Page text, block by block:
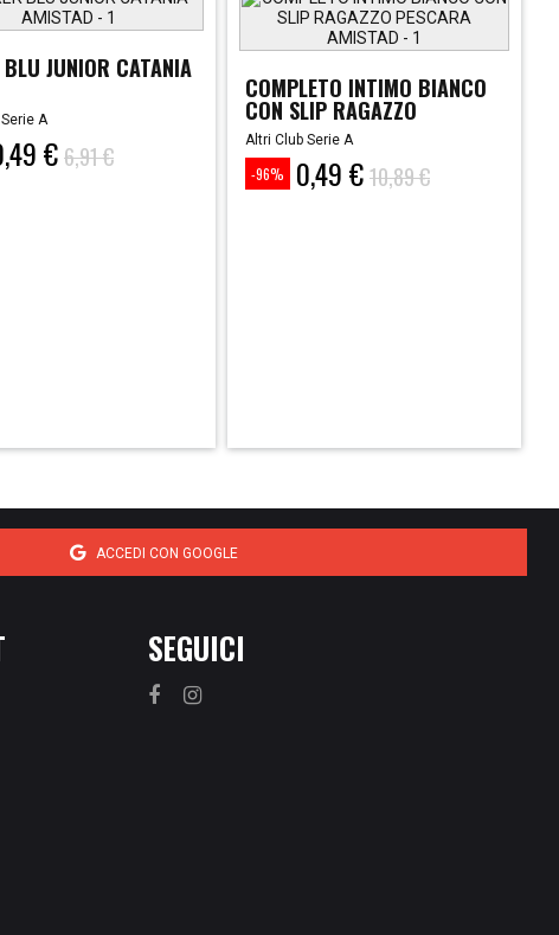
BLU JUNIOR CATANIA
A
€6,91 €
COMPLETO INTIMO BIANCO
CON SLIP RAGAZZO
PESCARA
Altri Club Serie A
-96%
Prezzo0,49 €
Prezzo
base
10,89 €
ACCEDI CON GOOGLE
SEGUICI